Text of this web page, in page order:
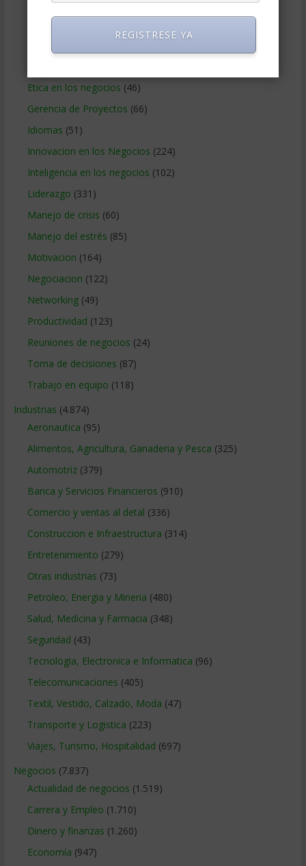
Desarrollo Personal
Etica en los negocios (46)
Gerencia de Proyectos (66)
Idiomas (51)
Innovacion en los Negocios (224)
Inteligencia en los negocios (102)
Liderazgo (331)
Manejo de crisis (60)
Manejo del estrés (85)
Motivacion (164)
Negociacion (122)
Networking(49)
Productividad (123)
Reuniones de negocios (24)
Toma de decisiones (87)
Trabajo en equipo (118)
Industrias (4.874)
Aeronautica (95)
Alimentos, Agricultura, Ganaderia y Pesca (325)
Automotriz(379)
Banca y Servicios Financieros (910)
Comercio y ventas al detal (336)
Construccion e Infraestructura (314)
Entretenimiento (279)
Otras industrias (73)
Petroleo, Energia y Mineria (480)
Salud, Medicina y Farmacia (348)
Seguridad (43)
Tecnologia, Electronica e Informatica (96)
Telecomunicaciones (405)
Textil, Vestido, Calzado, Moda (47)
Transporte y Logistica (223)
Viajes, Turismo, Hospitalidad (697)
Negocios (7.837)
Actualidad de negocios (1.519)
Carrera y Empleo (1.710)
Dinero y finanzas (1.260)
Economía (947)
REGISTRESE YA